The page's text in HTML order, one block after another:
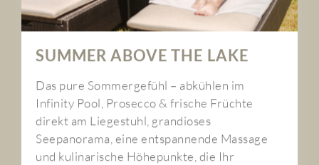
SUMMER ABOVE THE LAKE
Das pure Sommergefühl – abkühlen im
Infinity Pool, Prosecco & frische Früchte
direkt am Liegestuhl, grandioses
Seepanorama, eine entspannende Massage
und kulinarische Höhepunkte, die Ihr